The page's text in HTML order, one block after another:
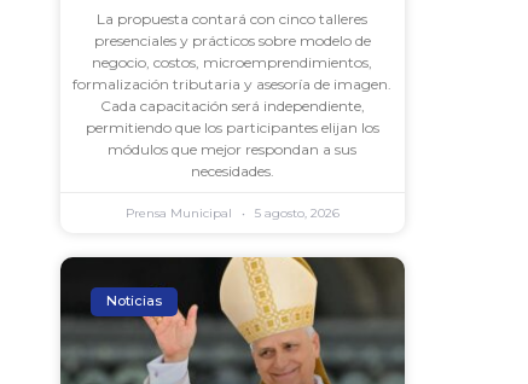
La propuesta contará con cinco talleres
presenciales y prácticos sobre modelo de
negocio, costos, microemprendimientos,
formalización tributaria y asesoría de imagen.
Cada capacitación será independiente,
permitiendo que los participantes elijan los
módulos que mejor respondan a sus
necesidades.
Prensa Municipal 5 agosto, 2026
Noticias